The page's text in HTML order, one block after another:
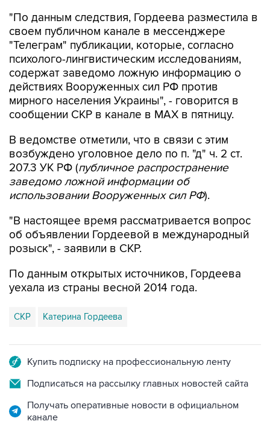
"По данным следствия, Гордеева разместила в
своем публичном канале в мессенджере
"Телеграм" публикации, которые, согласно
психолого-лингвистическим исследованиям,
содержат заведомо ложную информацию о
действиях Вооруженных сил РФ против
мирного населения Украины", - говорится в
сообщении СКР в канале в MAX в пятницу.
В ведомстве отметили, что в связи с этим
возбуждено уголовное дело по п. "д" ч. 2 ст.
207.3 УК РФ (публичное распространение
заведомо ложной информации об
использовании Вооруженных сил РФ).
"В настоящее время рассматривается вопрос
об объявлении Гордеевой в международный
розыск", - заявили в СКР.
По данным открытых источников, Гордеева
уехала из страны весной 2014 года.
СКР Катерина Гордеева
Купить подписку на профессиональную ленту
Подписаться на рассылку главных новостей сайта
Получать оперативные новости в официальном
канале